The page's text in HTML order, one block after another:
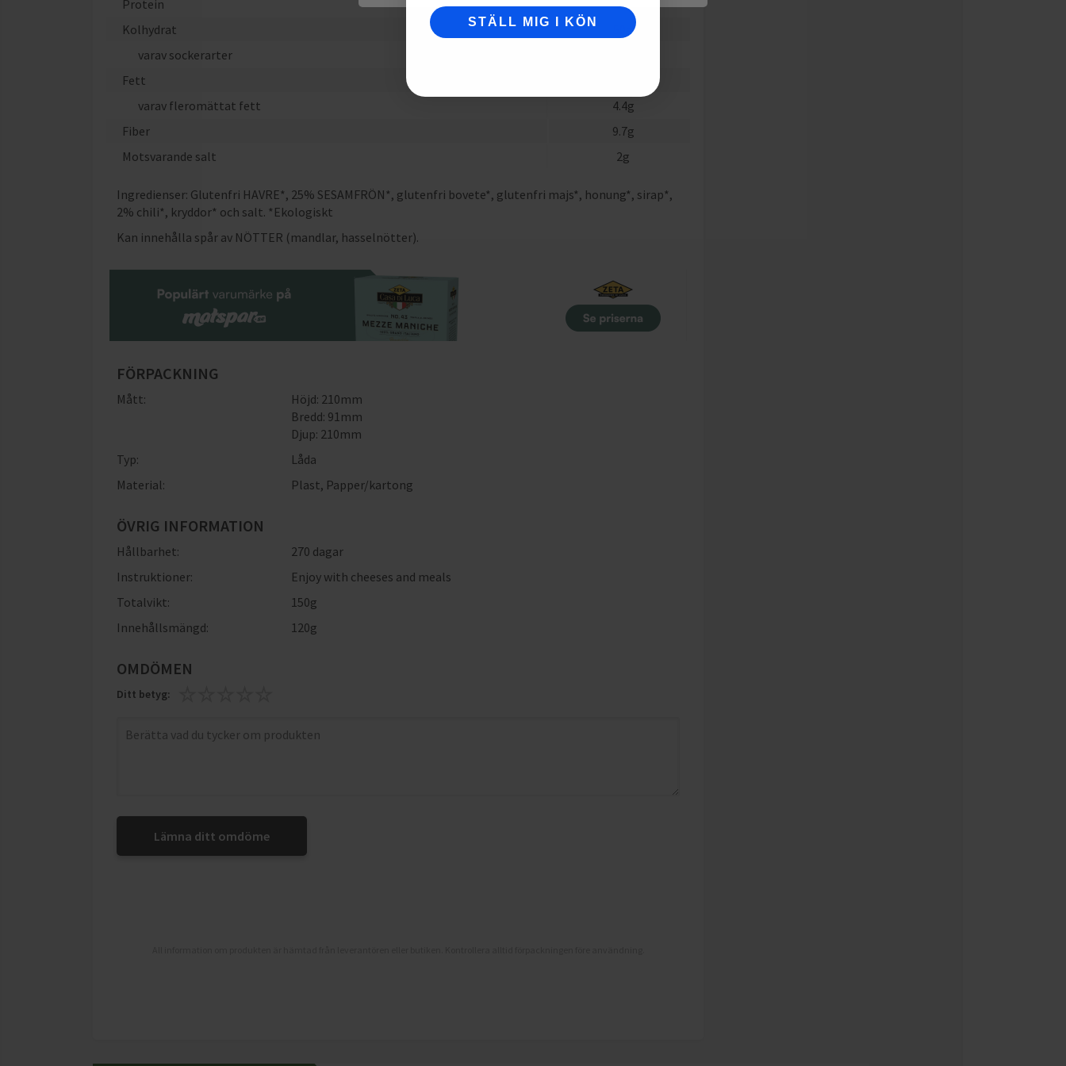
Protein
14g
Kolhydrat
g
varav sockerarter
Fett
varav fleromättat fett
4.4g
Fiber
9.7g
Motsvarande salt
2g
Ingredienser: Glutenfri HAVRE*, 25% SESAMFRÖN*, glutenfri bovete*, glutenfri majs*, honung*, sirap*,
2% chili*, kryddor* och salt. *Ekologiskt
Kan innehålla spår av NÖTTER (mandlar, hasselnötter).
FÖRPACKNING
Mått:
Höjd: 210mm
Bredd: 91mm
Djup: 210mm
Typ:
Låda
Material:
Plast, Papper/kartong
ÖVRIG INFORMATION
Hållbarhet:
270 dagar
Instruktioner:
Enjoy with cheeses and meals
Totalvikt:
150g
Innehållsmängd:
120g
OMDÖMEN
Ditt betyg:
Lämna ditt omdöme
STÄLL MIG I KÖN